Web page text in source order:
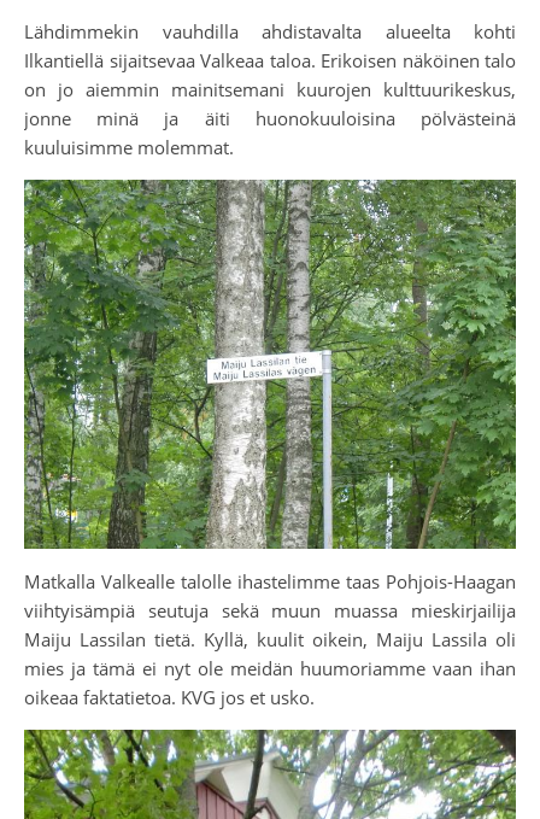
Lähdimmekin vauhdilla ahdistavalta alueelta kohti
Ilkantiellä sijaitsevaa Valkeaa taloa. Erikoisen näköinen talo
on jo aiemmin mainitsemani kuurojen kulttuurikeskus,
jonne minä ja äiti huonokuuloisina pölvästeinä
kuuluisimme molemmat.
Matkalla Valkealle talolle ihastelimme taas Pohjois-Haagan
viihtyisämpiä seutuja sekä muun muassa mieskirjailija
Maiju Lassilan tietä. Kyllä, kuulit oikein, Maiju Lassila oli
mies ja tämä ei nyt ole meidän huumoriamme vaan ihan
oikeaa faktatietoa. KVG jos et usko.